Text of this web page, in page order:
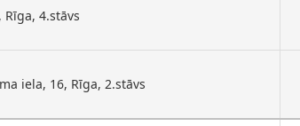
4.stāvs
iela, 16, Rīga, 2.stāvs